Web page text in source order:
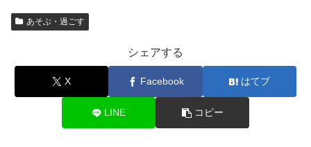
あそぶ・過ごす
シェアする
X Facebook はてブ
LINE コピー